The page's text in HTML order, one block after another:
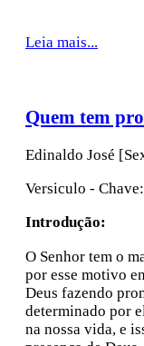
Leia mais...
Quem tem
Edinaldo José
Versiculo -
Introdução:
O Senhor tem o
por esse motivo
Deus fazendo
determinado por
na nossa vida, e